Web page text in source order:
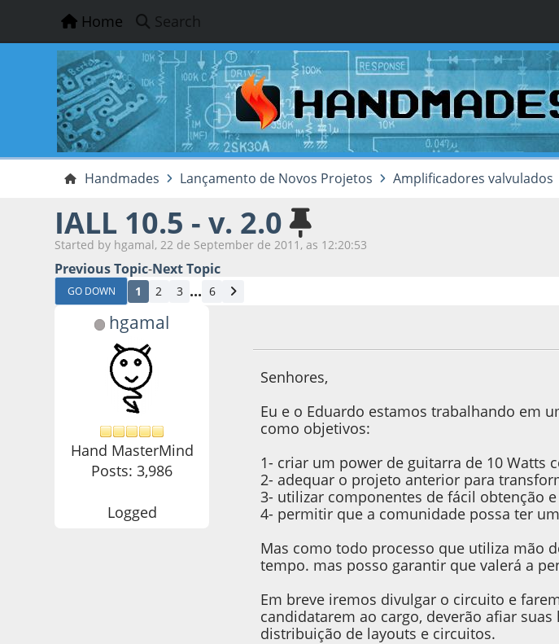
Home Search
Handmades Lançamento de Novos Projetos Amplificadores valvulados
IALL 10.5 - v. 2.0
Started by hgamal, 22 de September de 2011, as 12:20:53
Previous Topic-Next Topic
GO DOWN 1 2 3 ... 6
hgamal
Hand MasterMind
Posts: 3,986
Logged
Senhores,
Eu e o Eduardo estamos trabalhando em
como objetivos:
1- criar um power de guitarra de 10 Watts
2- adequar o projeto anterior para
3- utilizar componentes de fácil obtenção
4- permitir que a comunidade possa ter
Mas como todo processo que utiliza mão
tempo. mas posso garantir que valerá a
Em breve iremos divulgar o circuito e
candidatarem ao cargo, deverão afiar
distribuição de layouts e circuitos.